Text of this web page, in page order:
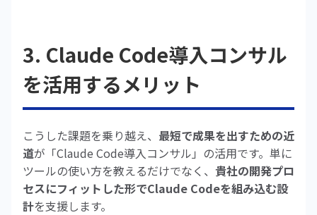
3. Claude Code導入コンサル
を活用するメリット
こうした課題を乗り越え、 最短で成果を出すための近
道が「Claude Code導入コンサル」の活用です。単に
ツールの使い方を教えるだけでなく、 貴社の開発プロ
セスにフィットした形でClaude Codeを組み込む設
計を支援します。